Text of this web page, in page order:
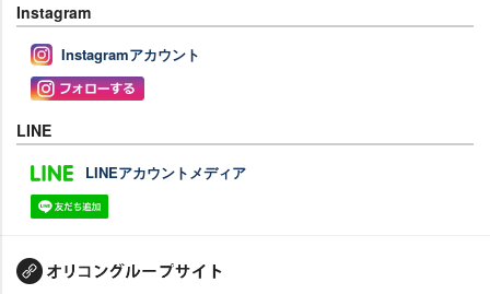
Instagram
Instagramアカウント
LINE
LINEアカウントメディア